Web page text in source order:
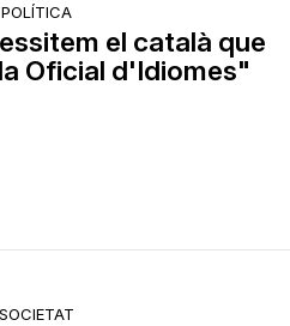
POLÍTICA
el català que
Oficial d'Idiomes"
SOCIETAT